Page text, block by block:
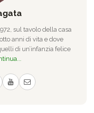
sul tavolo della casa
anni di vita e dove
di un’infanzia felice